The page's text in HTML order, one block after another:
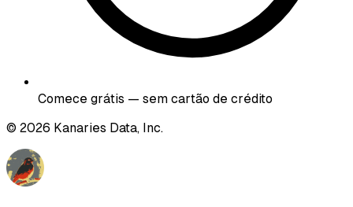
Comece grátis — sem cartão de crédito
© 2026 Kanaries Data, Inc.